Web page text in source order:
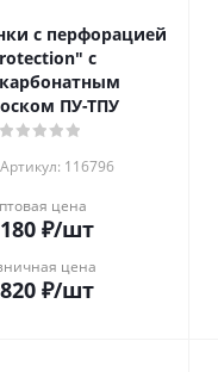
с перфорацией
с
ПУ-ТПУ
Артикул: 116796
цена
₽/шт
цена
₽/шт